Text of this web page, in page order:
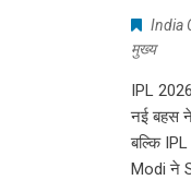
India
मुख्य
IPL
नई बहस ने
बल्कि
Modi ने